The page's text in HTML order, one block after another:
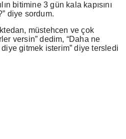
bitimine 3 gün kala kapısını
diye sordum.
müstehcen ve çok
versin” dedim, “Daha ne
gitmek isterim” diye tersledi